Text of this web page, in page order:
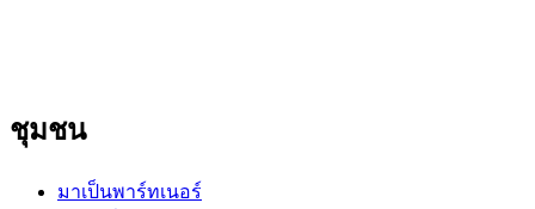
ชุมชน
มาเป็นพาร์ทเนอร์